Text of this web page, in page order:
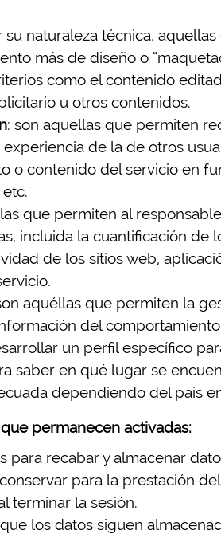
naturaleza técnica,
más de diseño o
como el contenido
u otros contenidos.
: son aquellas que permiten
de la de otros
o contenido del servicio en
que permiten al
incluida la cuantificación
de los sitios web,
aquéllas que permiten la
del
un perfil específico
saber en qué lugar se
dependiendo del país
permanecen activadas:
para recabar y almacenar
para la prestación
terminar la sesión.
los datos siguen